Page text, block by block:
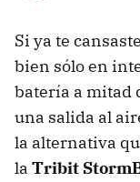
Si ya te
bien sólo en
batería a mitad
una salida al
la alternativa
la Tribit